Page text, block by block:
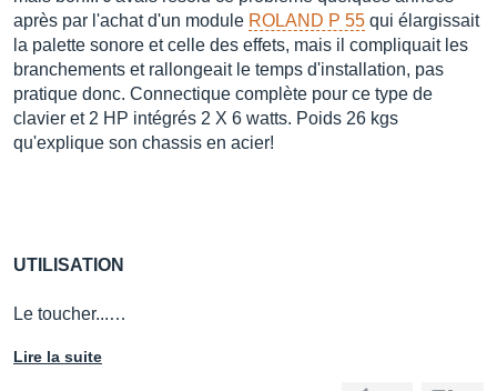
après par l'achat d'un module ROLAND P 55 qui élargissait
la palette sonore et celle des effets, mais il compliquait les
branchements et rallongeait le temps d'installation, pas
pratique donc. Connectique complète pour ce type de
clavier et 2 HP intégrés 2 X 6 watts. Poids 26 kgs
qu'explique son chassis en acier!
UTILISATION
Le toucher...…
Lire la suite